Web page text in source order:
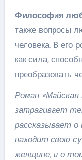
Философия
также вопросы
человека. В его
как сила,
преобразовать
Роман «Майская
затрагивает
рассказывает о
находит свою
женщине, и о